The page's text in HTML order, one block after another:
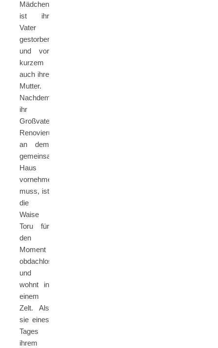
Mädchen
ist ihr
Vater
gestorben
und vor
kurzem
auch ihre
Mutter.
Nachdem
ihr
Großvater
Renovierungsarbeiten
an dem
gemeinsamen
Haus
vornehmen
muss, ist
die
Waise
Toru für
den
Moment
obdachlos
und
wohnt in
einem
Zelt. Als
sie eines
Tages
ihrem